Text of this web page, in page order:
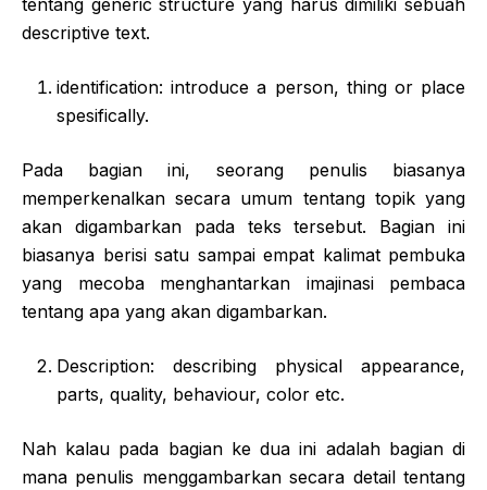
tentang generic structure yang harus dimiliki sebuah
descriptive text.
identification: introduce a person, thing or place
spesifically.
Pada bagian ini, seorang penulis biasanya
memperkenalkan secara umum tentang topik yang
akan digambarkan pada teks tersebut. Bagian ini
biasanya berisi satu sampai empat kalimat pembuka
yang mecoba menghantarkan imajinasi pembaca
tentang apa yang akan digambarkan.
Description: describing physical appearance,
parts, quality, behaviour, color etc.
Nah kalau pada bagian ke dua ini adalah bagian di
mana penulis menggambarkan secara detail tentang